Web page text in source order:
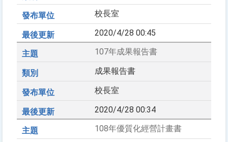
校長室
2020/4/28 00:45
107年成果報告書
成果報告書
校長室
2020/4/28 00:34
108年優質化經營計畫書